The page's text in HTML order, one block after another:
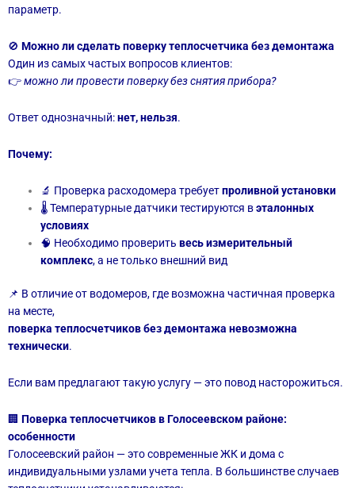
параметр.
🚫 Можно ли сделать поверку теплосчетчика без демонтажа
Один из самых частых вопросов клиентов:
👉можно ли провести поверку без снятия прибора?
Ответ однозначный:нет, нельзя.
Почему:
🔬 Проверка расходомера требуетпроливной установки
🌡 Температурные датчики тестируются вэталонных
условиях
🧠 Необходимо проверитьвесь измерительный
комплекс, а не только внешний вид
📌 В отличие от водомеров, где возможна частичная проверка
на месте,
поверка теплосчетчиков без демонтажа невозможна
технически.
Если вам предлагают такую услугу — это повод насторожиться.
🏢 Поверка теплосчетчиков в Голосеевском районе:
особенности
Голосеевский район — это современные ЖК и дома с
индивидуальными узлами учета тепла. В большинстве случаев